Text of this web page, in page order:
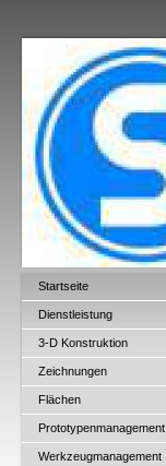
Startseite
Dienstleistung
3-D Konstruktion
Zeichnungen
Flächen
Prototypenmanagement
Werkzeugmanagement